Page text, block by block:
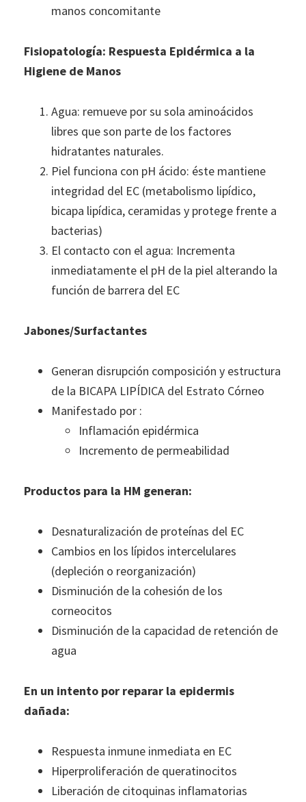
manos concomitante
Fisiopatología: Respuesta Epidérmica a la
Higiene de Manos
Agua: remueve por su sola aminoácidos
libres que son parte de los factores
hidratantes naturales.
Piel funciona con pH ácido: éste mantiene
integridad del EC (metabolismo lipídico,
bicapa lipídica, ceramidas y protege frente a
bacterias)
El contacto con el agua: Incrementa
inmediatamente el pH de la piel alterando la
función de barrera del EC
Jabones/Surfactantes
Generan disrupción composición y estructura
de la BICAPA LIPÍDICA del Estrato Córneo
Manifestado por :
Inflamación epidérmica
Incremento de permeabilidad
Productos para la HM generan:
Desnaturalización de proteínas del EC
Cambios en los lípidos intercelulares
(depleción o reorganización)
Disminución de la cohesión de los
corneocitos
Disminución de la capacidad de retención de
agua
En un intento por reparar la epidermis
dañada:
Respuesta inmune inmediata en EC
Hiperproliferación de queratinocitos
Liberación de citoquinas inflamatorias